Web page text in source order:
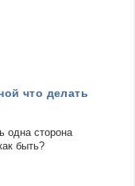
что делать
одна сторона
быть?